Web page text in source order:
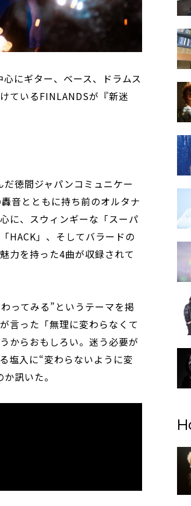
にギター、ベース、ドラムス
ているFINLANDSが『新迷
徳間ジャパンコミュニケー
音とともに持ち前のオルタナ
に、スウィンギーな「スーパ
HACK」、そしてバラードの
力を持った4曲が収録されて
ってみる”というテーマを掲
言った「無理に変わらなくて
からおもしろい。迷う必要が
塩入に“変わらないように変
訊いた。